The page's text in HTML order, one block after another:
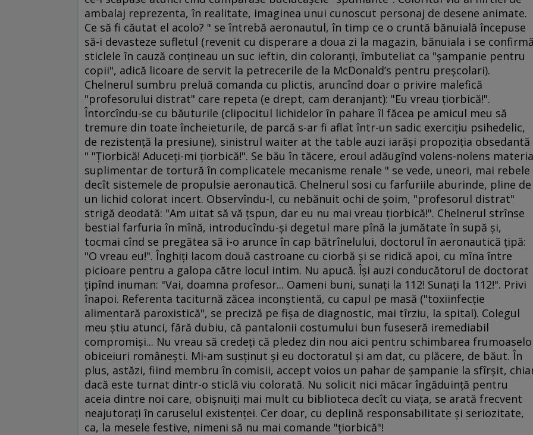
ambalaj reprezenta, în realitate, imaginea unui cunoscut personaj de desene animate.
Ce să fi căutat el acolo? " se întrebă aeronautul, în timp ce o cruntă bănuială începuse
să-i devasteze sufletul (revenit cu disperare a doua zi la magazin, bănuiala i se
sticlele în cauză conţineau un suc ieftin, din coloranţi, îmbuteliat ca "şampanie pentru
copii", adică licoare de servit la petrecerile de la McDonald’s pentru preşcolari).
Chelnerul sumbru preluă comanda cu plictis, aruncînd doar o privire malefică
"profesorului distrat" care repeta (e drept, cam deranjant): "Eu vreau ţiorbică!".
Întorcîndu-se cu băuturile (clipocitul lichidelor în pahare îl făcea pe amicul meu să
tremure din toate încheieturile, de parcă s-ar fi aflat într-un sadic exerciţiu psihedelic,
de rezistenţă la presiune), sinistrul waiter at the table auzi iarăşi propoziţia obsedantă
" "Ţiorbică! Aduceţi-mi ţiorbică!". Se bău în tăcere, eroul adăugînd volens-nolens
suplimentar de tortură în complicatele mecanisme renale " se vede, uneori, mai rebele
decît sistemele de propulsie aeronautică. Chelnerul sosi cu farfuriile aburinde, pline de
un lichid colorat incert. Observîndu-l, cu nebănuit ochi de şoim, "profesorul distrat"
strigă deodată: "Am uitat să vă ţspun, dar eu nu mai vreau ţiorbică!". Chelnerul strînse
bestial farfuria în mînă, introducîndu-şi degetul mare pînă la jumătate în supă şi,
tocmai cînd se pregătea să i-o arunce în cap bătrînelului, doctorul în aeronautică ţipă:
"O vreau eu!". Înghiţi lacom două castroane cu ciorbă şi se ridică apoi, cu mîna între
picioare pentru a galopa către locul intim. Nu apucă. Îşi auzi conducătorul de doctorat
ţipînd inuman: "Vai, doamna profesor... Oameni buni, sunaţi la 112! Sunaţi la 112!". Privi
înapoi. Referenta taciturnă zăcea inconştientă, cu capul pe masă ("toxiinfecţie
alimentară paroxistică", se preciză pe fişa de diagnostic, mai tîrziu, la spital). Colegul
meu ştiu atunci, fără dubiu, că pantalonii costumului bun fuseseră iremediabil
compromişi... Nu vreau să credeţi că pledez din nou aici pentru schimbarea
obiceiuri româneşti. Mi-am susţinut şi eu doctoratul şi am dat, cu plăcere, de băut. În
plus, astăzi, fiind membru în comisii, accept voios un pahar de şampanie la sfîrşit,
dacă este turnat dintr-o sticlă viu colorată. Nu solicit nici măcar îngăduinţă pentru
aceia dintre noi care, obişnuiţi mai mult cu biblioteca decît cu viaţa, se arată frecvent
neajutoraţi în caruselul existenţei. Cer doar, cu deplină responsabilitate şi seriozitate,
ca, la mesele festive, nimeni să nu mai comande "ţiorbică"!